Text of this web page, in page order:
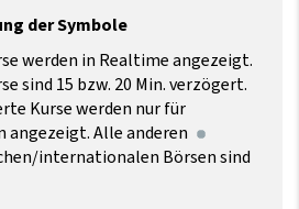
der Symbole
werden in Realtime angezeigt.
sind 15 bzw. 20 Min. verzögert.
Kurse werden nur für
angezeigt. Alle anderen
internationalen Börsen sind